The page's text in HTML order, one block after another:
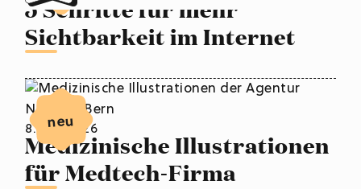
5 Schritte für mehr
Sichtbarkeit im Internet
8. Juli 2026
Medizinische Illustrationen
für Medtech-Firma
neu